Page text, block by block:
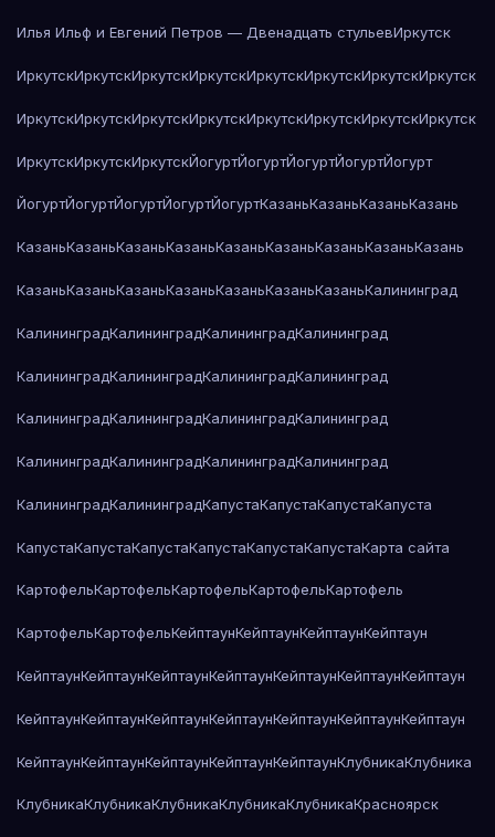
Илья Ильф и Евгений Петров — Двенадцать стульевИркутск
ИркутскИркутскИркутскИркутскИркутскИркутскИркутскИркутск
ИркутскИркутскИркутскИркутскИркутскИркутскИркутскИркутск
ИркутскИркутскИркутскЙогуртЙогуртЙогуртЙогуртЙогурт
ЙогуртЙогуртЙогуртЙогуртЙогуртКазаньКазаньКазаньКазань
КазаньКазаньКазаньКазаньКазаньКазаньКазаньКазаньКазань
КазаньКазаньКазаньКазаньКазаньКазаньКазаньКалининград
КалининградКалининградКалининградКалининград
КалининградКалининградКалининградКалининград
КалининградКалининградКалининградКалининград
КалининградКалининградКалининградКалининград
КалининградКалининградКапустаКапустаКапустаКапуста
КапустаКапустаКапустаКапустаКапустаКапустаКарта сайта
КартофельКартофельКартофельКартофельКартофель
КартофельКартофельКейптаунКейптаунКейптаунКейптаун
КейптаунКейптаунКейптаунКейптаунКейптаунКейптаунКейптаун
КейптаунКейптаунКейптаунКейптаунКейптаунКейптаунКейптаун
КейптаунКейптаунКейптаунКейптаунКейптаунКлубникаКлубника
КлубникаКлубникаКлубникаКлубникаКлубникаКрасноярск